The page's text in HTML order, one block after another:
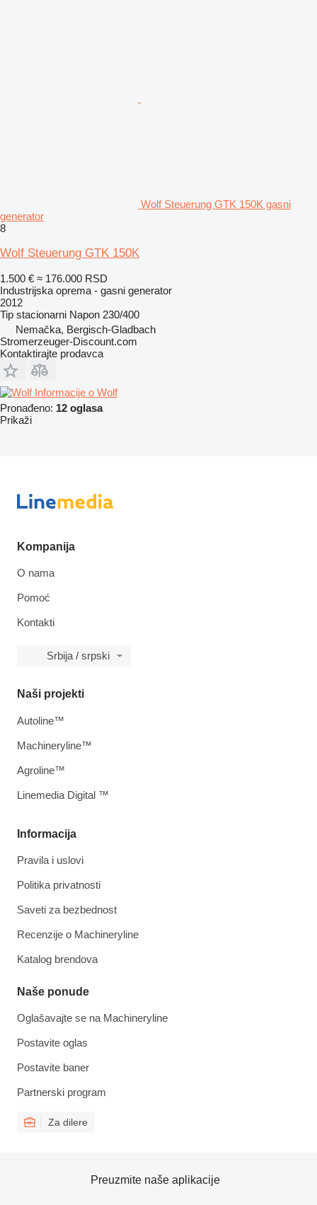
Wolf Steuerung GTK 150K gasni
generator
8
Wolf Steuerung GTK 150K
1.500 € ≈ 176.000 RSD
Industrijska oprema - gasni generator
2012
Tip stacionarni Napon 230/400
Nemačka, Bergisch-Gladbach
Stromerzeuger-Discount.com
Kontaktirajte prodavca
Informacije o Wolf
Pronađeno: 12 oglasa
Prikaži
Kompanija
O nama
Pomoć
Kontakti
Srbija / srpski
Informacija
Pravila i uslovi
Politika privatnosti
Saveti za bezbednost
Recenzije o Machineryline
Katalog brendova
Naše ponude
Oglašavajte se na Machineryline
Postavite oglas
Postavite baner
Partnerski program
Za dilere
Naši projekti
Autoline™
Machineryline™
Agroline™
Linemedia Digital ™
Preuzmite naše aplikacije